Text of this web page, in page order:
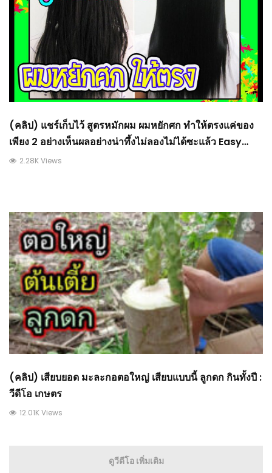
(คลิป) แชร์เก็บไว้ สูตรหมักผม ผมหยักศก ทําให้ตรงแค่ของ
เพียง 2 อย่างเห็นผลอย่างน่าทึ้งไม่ลองไม่ได้ซะแล้ว Easy
Home : วีดีโอ เกษตร
2.28K Views
(คลิป) เสียบยอด มะละกอตอใหญ่ เสียบแบบนี้ ลูกดก กินทั้งปี :
วีดีโอ เกษตร
12.01K Views
ดูวีดีโอ เพิ่มเติม